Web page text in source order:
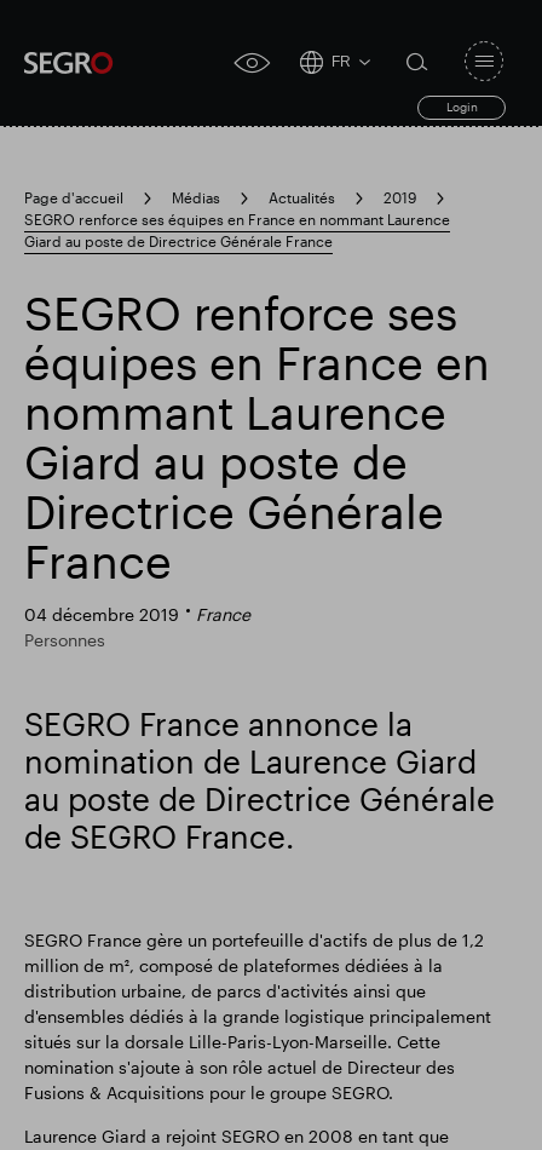
accessibility
FR
Login
search
form
search
Search
for
Recherche populaire
Responsable SEGRO
Domaine commercial de Slough
Résultats financiers
toggle
Page d'accueil Médias Actualités
2019
SEGRO renforce ses équipes en France en nommant Laurence
Giard au poste de Directrice Générale France
SEGRO renforce ses
équipes en France en
nommant Laurence
Giard au poste de
Directrice Générale
France
04 décembre 2019
France
Personnes
SEGRO France annonce la
nomination de Laurence Giard
au poste de Directrice Générale
de SEGRO France.
SEGRO France gère un portefeuille d'actifs de plus de 1,2
million de m², composé de plateformes dédiées à la
distribution urbaine, de parcs d'activités ainsi que
d'ensembles dédiés à la grande logistique principalement
situés sur la dorsale Lille-Paris-Lyon-Marseille. Cette
nomination s'ajoute à son rôle actuel de Directeur des
Fusions & Acquisitions pour le groupe SEGRO.
Laurence Giard a rejoint SEGRO en 2008 en tant que